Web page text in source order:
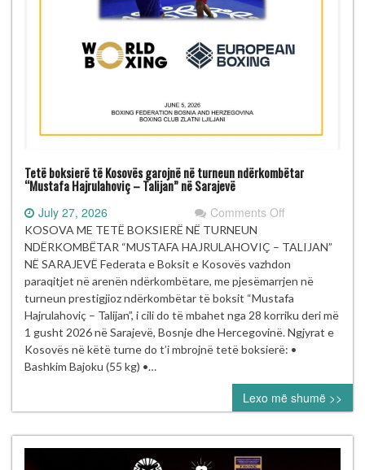
Tetë boksierë të Kosovës garojnë në turneun ndërkombëtar
“Mustafa Hajrulahoviç – Talijan” në Sarajevë
July 27, 2026 Comments Offon
boksierë
të Kosovës
garojnë
në turneun
ndërkombëtar
“Mustafa
–
Sarajevë
KOSOVA ME TETË BOKSIERË NË TURNEUN
NDËRKOMBËTAR “MUSTAFA HAJRULAHOVIÇ – TALIJAN”
NË SARAJEVË Federata e Boksit e Kosovës vazhdon
paraqitjet në arenën ndërkombëtare, me pjesëmarrjen në
turneun prestigjioz ndërkombëtar të boksit “Mustafa
Hajrulahoviç – Talijan”, i cili do të mbahet nga 28 korriku deri më
1 gusht 2026 në Sarajevë, Bosnje dhe Hercegovinë. Ngjyrat e
Kosovës në këtë turne do t’i mbrojnë tetë boksierë: •
Bashkim Bajoku (55 kg) •…
Lexo më shumë >>